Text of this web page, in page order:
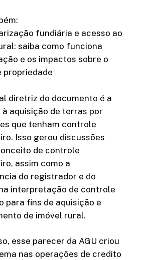
fundiária e acesso ao
saiba como funciona
e os impactos sobre o
propriedade
diretriz do documento é a
aquisição de terras por
que tenham controle
Isso gerou discussões
de controle
assim como a
do registrador e do
interpretação de controle
para fins de aquisição e
de imóvel rural.
esse parecer da AGU criou
nas operações de credito